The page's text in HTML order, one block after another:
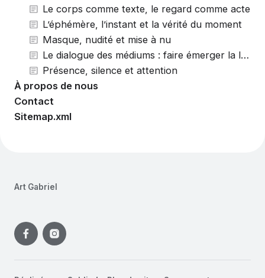
Le corps comme texte, le regard comme acte
L’éphémère, l’instant et la vérité du moment
Masque, nudité et mise à nu
Le dialogue des médiums : faire émerger la lumière
Présence, silence et attention
À propos de nous
Contact
Sitemap.xml
Art Gabriel